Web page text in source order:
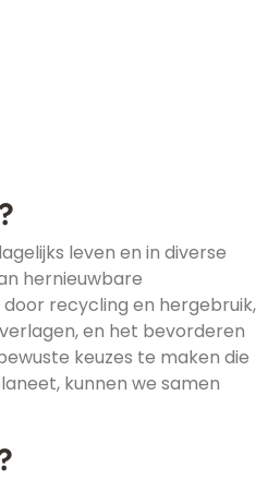
leven en in diverse
hernieuwbare
recycling en hergebruik,
en het bevorderen
keuzes te maken die
kunnen we samen